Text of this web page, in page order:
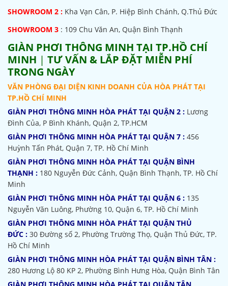
SHOWROOM 2 : Kha Vạn Cân, P. Hiệp Bình Chánh, Q.Thủ Đức
SHOWROOM 3 : 109 Chu Văn An, Quận Bình Thạnh
GIÀN PHƠI THÔNG MINH TẠI TP.HỒ CHÍ
MINH | TƯ VẤN & LẮP ĐẶT MIỄN PHÍ
TRONG NGÀY
VĂN PHÒNG ĐẠI DIỆN KINH DOANH CỦA HÒA PHÁT TẠI
TP.HỒ CHÍ MINH
GIÀN PHƠI THÔNG MINH HÒA PHÁT TẠI QUẬN 2 : Lương
Đình Của, P Bình Khánh, Quận 2, TP.HCM
GIÀN PHƠI THÔNG MINH HÒA PHÁT TẠI QUẬN 7 : 456
Huỳnh Tấn Phát, Quận 7, TP. Hồ Chí Minh
GIÀN PHƠI THÔNG MINH HÒA PHÁT TẠI QUẬN BÌNH
THẠNH : 180 Nguyễn Đức Cảnh, Quận Bình Thạnh, TP. Hồ Chí
Minh
GIÀN PHƠI THÔNG MINH HÒA PHÁT TẠI QUẬN 6 : 135
Nguyễn Văn Luông, Phường 10, Quận 6, TP. Hồ Chí Minh
GIÀN PHƠI THÔNG MINH HÒA PHÁT TẠI QUẬN THỦ
ĐỨC : 30 Đường số 2, Phường Trường Thọ, Quận Thủ Đức, TP.
Hồ Chí Minh
GIÀN PHƠI THÔNG MINH HÒA PHÁT TẠI QUẬN BÌNH TÂN :
280 Hương Lộ 80 KP 2, Phường Bình Hưng Hòa, Quận Bình Tân